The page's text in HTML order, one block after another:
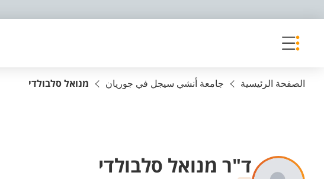
الصفحة الرئيسية جامعة أنشي سيجل في جوريان מנואל סלבולדי
ד"ר מנואל סלבולדי